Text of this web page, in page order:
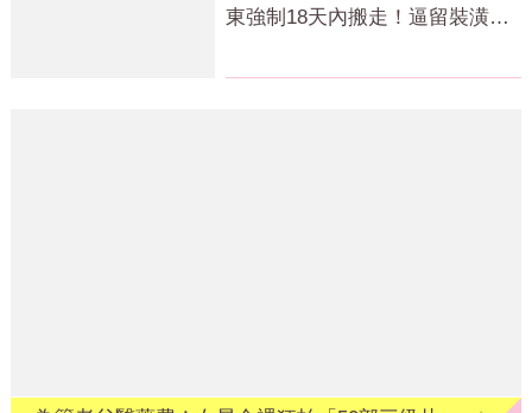
東強制18天內搬走！逼留裝潢：